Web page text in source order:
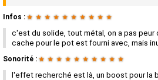
Infos : ★ ★ ★ ★ ★ ★ ★ ★ ★ ★
c'est du solide, tout métal, on a pas peur
cache pour le pot est fourni avec, mais
Sonorité : ★ ★ ★ ★ ★ ★ ★ ★ ★ ★
l'effet recherché est là, un boost pour la